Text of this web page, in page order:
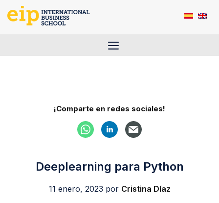
Saltar
Menú
¡Comparte en redes sociales!
Deeplearning para Python
11 enero, 2023 por Cristina Díaz